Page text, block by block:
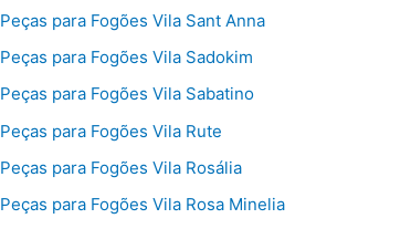
Peças para Fogões Vila Sant Anna
Peças para Fogões Vila Sadokim
Peças para Fogões Vila Sabatino
Peças para Fogões Vila Rute
Peças para Fogões Vila Rosália
Peças para Fogões Vila Rosa Minelia